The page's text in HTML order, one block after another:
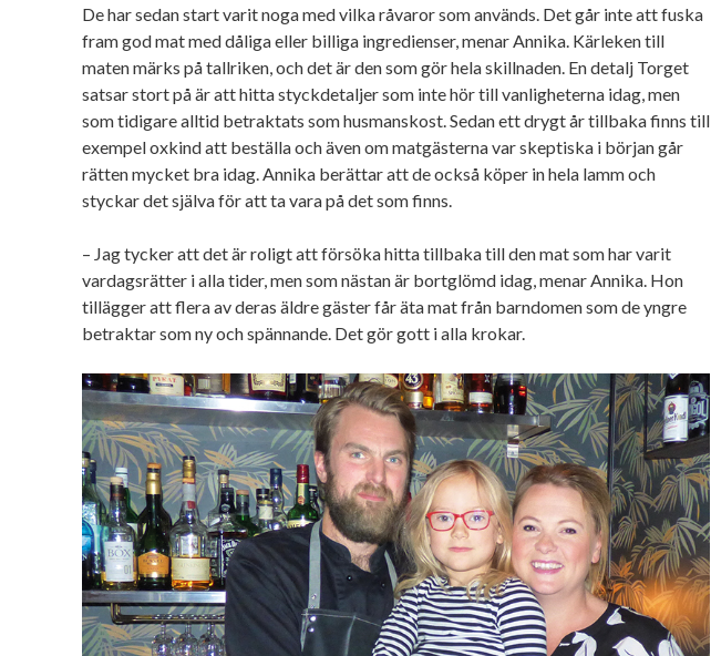
De har sedan start varit noga med vilka råvaror som används. Det går inte att fuska
fram god mat med dåliga eller billiga ingredienser, menar Annika. Kärleken till
maten märks på tallriken, och det är den som gör hela skillnaden. En detalj Torget
satsar stort på är att hitta styckdetaljer som inte hör till vanligheterna idag, men
som tidigare alltid betraktats som husmanskost. Sedan ett drygt år tillbaka finns till
exempel oxkind att beställa och även om matgästerna var skeptiska i början går
rätten mycket bra idag. Annika berättar att de också köper in hela lamm och
styckar det själva för att ta vara på det som finns.
– Jag tycker att det är roligt att försöka hitta tillbaka till den mat som har varit
vardagsrätter i alla tider, men som nästan är bortglömd idag, menar Annika. Hon
tillägger att flera av deras äldre gäster får äta mat från barndomen som de yngre
betraktar som ny och spännande. Det gör gott i alla krokar.